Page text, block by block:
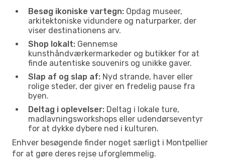
Besøg ikoniske vartegn: Opdag museer,
arkitektoniske vidundere og naturparker, der
viser destinationens arv.
Shop lokalt: Gennemse
kunsthåndværkermarkeder og butikker for at
finde autentiske souvenirs og unikke gaver.
Slap af og slap af: Nyd strande, haver eller
rolige steder, der giver en fredelig pause fra
byen.
Deltag i oplevelser: Deltag i lokale ture,
madlavningsworkshops eller udendørseventyr
for at dykke dybere ned i kulturen.
Enhver besøgende finder noget særligt i Montpellier
for at gøre deres rejse uforglemmelig.